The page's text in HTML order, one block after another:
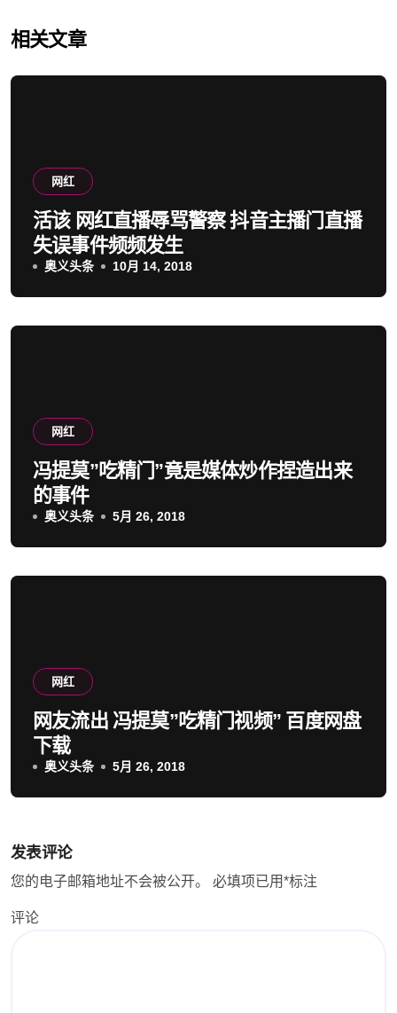
相关文章
网红
活该 网红直播辱骂警察 抖音主播门直播
失误事件频频发生
奥义头条 10月 14, 2018
网红
冯提莫”吃精门”竟是媒体炒作捏造出来
的事件
奥义头条 5月 26, 2018
网红
网友流出 冯提莫”吃精门视频” 百度网盘
下载
奥义头条 5月 26, 2018
发表评论
您的电子邮箱地址不会被公开。 必填项已用*标注
评论